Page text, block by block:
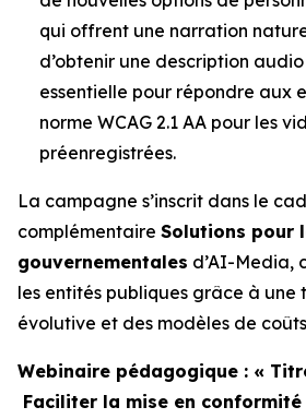
qui offrent une narration
d’obtenir une description
essentielle pour répondre aux
norme WCAG 2.1 AA pour les
préenregistrées.
La campagne s’inscrit dans le
complémentaire Solutions pour
gouvernementales d’AI-Media,
les entités publiques grâce à une
évolutive et des modèles de
Webinaire pédagogique : «
Faciliter la mise en conformité